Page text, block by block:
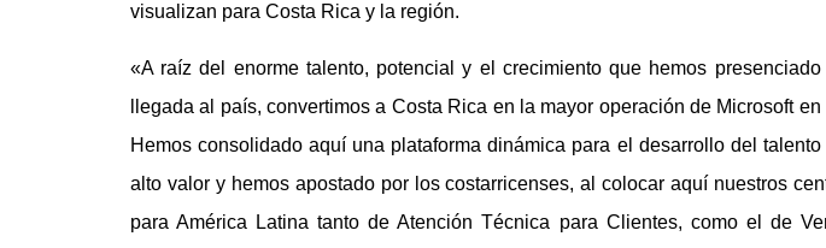
visualizan para Costa Rica y la región.
«A raíz del enorme talento, potencial y el crecimiento que hemos presenciado
llegada al país, convertimos a Costa Rica en la mayor operación de Microsoft
Hemos consolidado aquí una plataforma dinámica para el desarrollo del
alto valor y hemos apostado por los costarricenses, al colocar aquí nuestros
para América Latina tanto de Atención Técnica para Clientes, como el de